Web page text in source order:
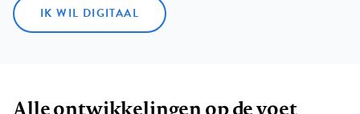
IK WIL DIGITAAL
Alle ontwikkelingen op de voet